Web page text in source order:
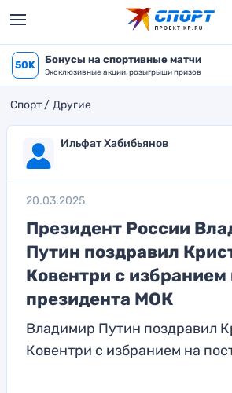
50K Бонусы на спортивные матчи
Эксклюзивные акции, розыгрыши призов
Спорт Другие
Ильфат Хабибьянов
20.03.2025
Президент России
Путин поздравил
Ковентри с избранием
президента МОК
Владимир Путин поздравил
Ковентри с избранием на